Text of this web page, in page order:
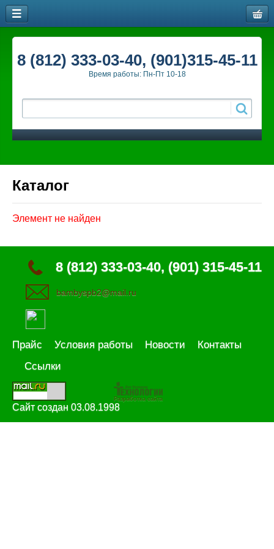
8 (812) 333-03-40, (901)315-45-11
Время работы: Пн-Пт 10-18
Каталог
Элемент не найден
8 (812) 333-03-40, (901) 315-45-11
bambyspb2@mail.ru
Прайс Условия работы Новости
Контакты
Ссылки
Разработка сайта
Сайт создан 03.08.1998